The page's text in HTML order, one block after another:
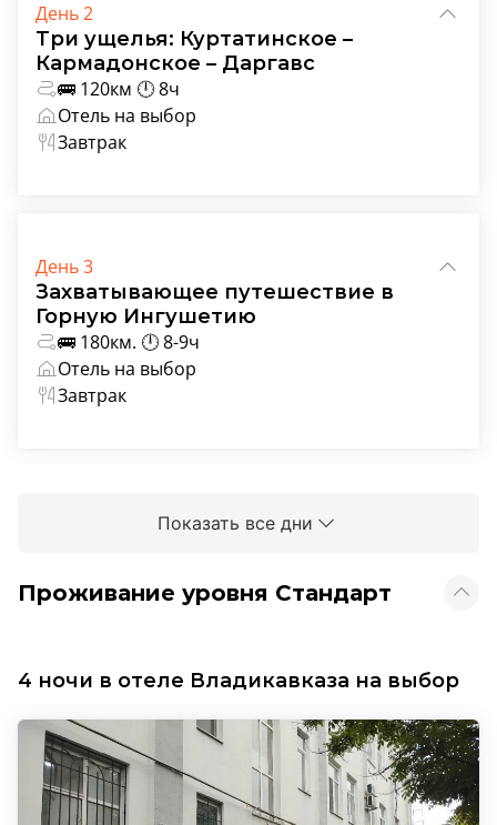
День 2
Три ущелья: Куртатинское –
Кармадонское – Даргавс
🚌 120км 🕛 8ч
Отель на выбор
Завтрак
День 3
Захватывающее путешествие в
Горную Ингушетию
🚌 180км. 🕛 8-9ч
Отель на выбор
Завтрак
Показать все дни
Проживание уровня Стандарт
4 ночи в отеле Владикавказа на выбор